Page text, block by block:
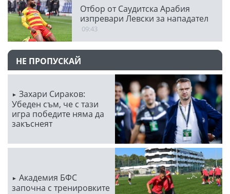
Отбор от Саудитска Арабия
изпревари Левски за нападател
09:43
НЕ ПРОПУСКАЙ
Захари Сираков:
Убеден съм, че с тази
игра победите няма да
закъснеят
Академия БФС
започна с тренировките